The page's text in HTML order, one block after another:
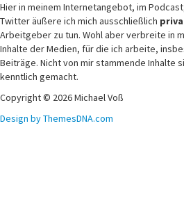
Hier in meinem Internetangebot, im
Twitter äußere ich mich ausschließlich
Arbeitgeber zu tun. Wohl aber verbreite in
Inhalte der Medien, für die ich arbeite,
Beiträge. Nicht von mir stammende Inhalte
kenntlich gemacht.
Copyright © 2026 Michael Voß
Design by ThemesDNA.com